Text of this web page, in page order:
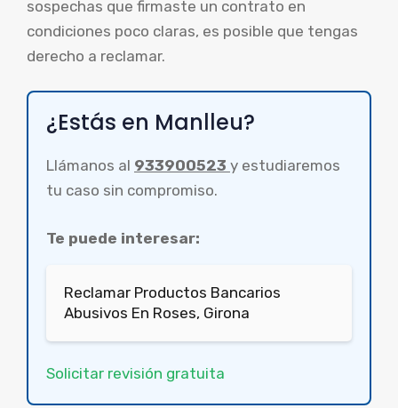
sospechas que firmaste un contrato en
condiciones poco claras, es posible que tengas
derecho a reclamar.
¿Estás en Manlleu?
Llámanos al 933900523 y estudiaremos
tu caso sin compromiso.
Te puede interesar:
Reclamar Productos Bancarios
Abusivos En Roses, Girona
Solicitar revisión gratuita